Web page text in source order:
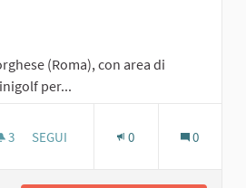
(Roma), con area di
per...
3 3 SOSTENITORI
SEGUI 0 0